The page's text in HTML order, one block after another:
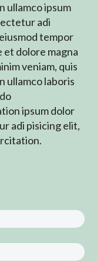
ullamco ipsum
adi
tempor
dolore magna
veniam, quis
ullamco laboris
ipsum dolor
adi pisicing elit,